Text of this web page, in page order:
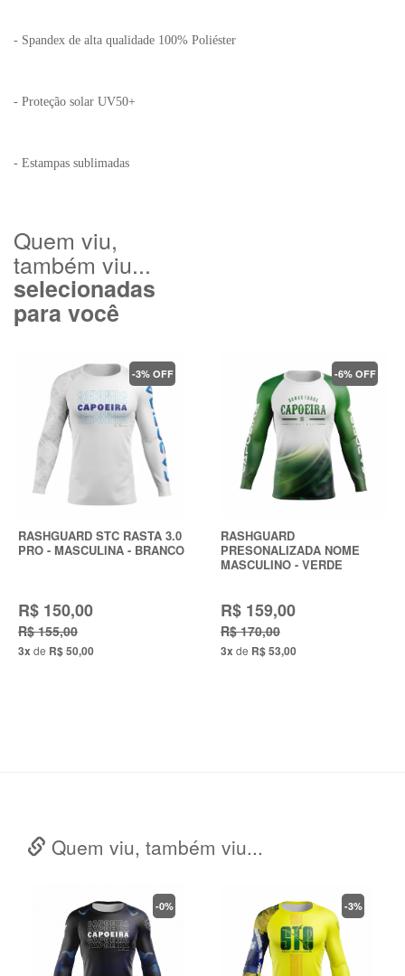
- Spandex de alta qualidade 100% Poliéster
- Proteção solar UV50+
- Estampas sublimadas
Quem viu,
também viu...
selecionadas
para você
RASHGUARD STC RASTA 3.0
PRO - MASCULINA - BRANCO
-3% OFF
R$ 150,00
R$ 155,00
3x de R$ 50,00
RASHGUARD
PRESONALIZADA NOME
MASCULINO - VERDE
-6% OFF
R$ 159,00
R$ 170,00
3x de R$ 53,00
Quem viu, também viu...
-0% -3%